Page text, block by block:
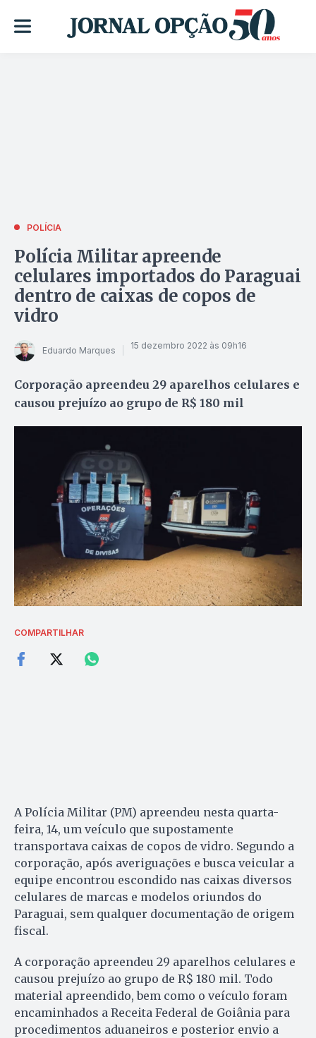
POLÍCIA
Polícia Militar apreende
celulares importados do Paraguai
dentro de caixas de copos de
vidro
Eduardo Marques 15 dezembro 2022 às 09h16
Corporação apreendeu 29 aparelhos celulares e
causou prejuízo ao grupo de R$ 180 mil
COMPARTILHAR
A Polícia Militar (PM) apreendeu nesta quarta-
feira, 14, um veículo que supostamente
transportava caixas de copos de vidro. Segundo a
corporação, após averiguações e busca veicular a
equipe encontrou escondido nas caixas diversos
celulares de marcas e modelos oriundos do
Paraguai, sem qualquer documentação de origem
fiscal.
A corporação apreendeu 29 aparelhos celulares e
causou prejuízo ao grupo de R$ 180 mil. Todo
material apreendido, bem como o veículo foram
encaminhados a Receita Federal de Goiânia para
procedimentos aduaneiros e posterior envio a